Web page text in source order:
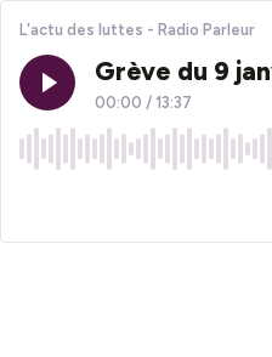
L'actu des luttes - Radio Parleur
Grève du 9
00:00 /13:37